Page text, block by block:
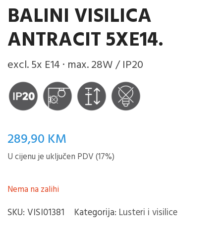
BALINI VISILICA
ANTRACIT 5XE14.
excl. 5x E14 · max. 28W / IP20
289,90 KM
U cijenu je uključen PDV (17%)
Nema na zalihi
SKU: VISI01381 Kategorija: Lusteri i visilice